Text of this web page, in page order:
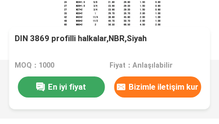
DIN 3869 profilli halkalar,NBR,Siyah
MOQ：1000 Fiyat：Anlaşılabilir
En iyi fiyat Bizimle iletişim kur